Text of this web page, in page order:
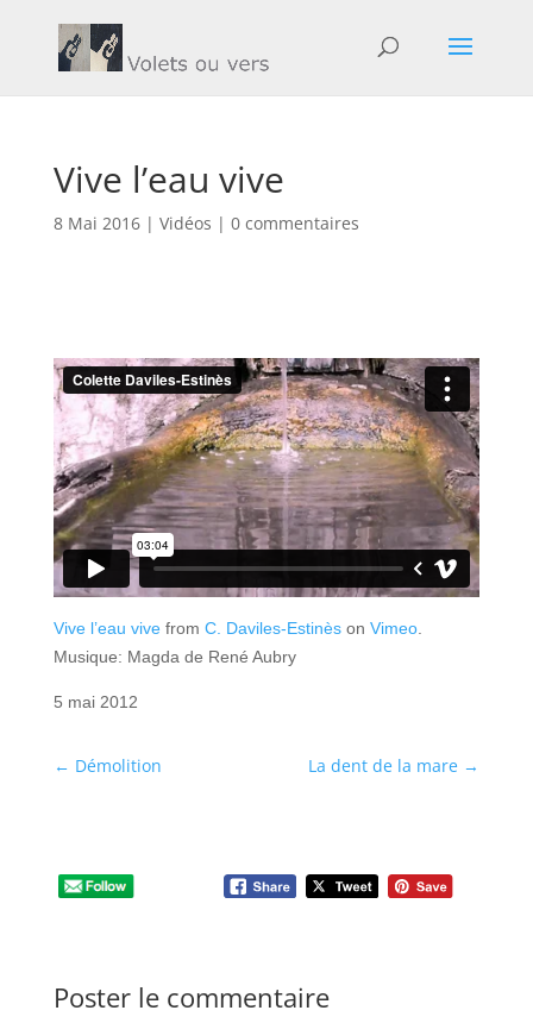
Vive l’eau vive
8 Mai 2016| Vidéos | 0 commentaires
Vive l’eau vivefrom C. Daviles-Estinèson Vimeo.
Musique: Magda de René Aubry
5 mai 2012
← Démolition La dent de la mare →
Poster le commentaire